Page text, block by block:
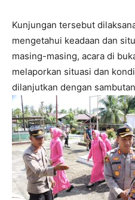
Kunjungan tersebut
mengetahui keadaan dan
masing-masing, acara di
melaporkan situasi dan
dilanjutkan dengan